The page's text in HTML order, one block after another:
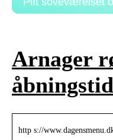
Arnager
http s://